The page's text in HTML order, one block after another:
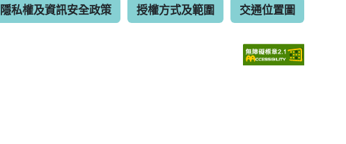
隱私權及資訊安全政策 授權方式及範圍 交通位置圖